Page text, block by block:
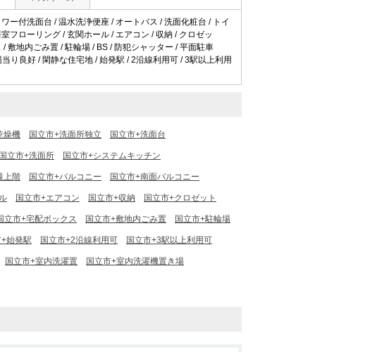
ー付洗面台 / 温水洗浄便座 / オートバス / 洗面化粧台 / トイ
フローリング / 玄関ホール / エアコン / 収納 / クロゼッ
敷地内ごみ置 / 駐輪場 / BS / 防犯シャッター / 平面駐車
り良好 / 閑静な住宅地 / 始発駅 / 2沿線利用可 / 3駅以上利用
燥機 国立市+洗面所独立 国立市+洗面台
国立市+洗面所 国立市+システムキッチン
上階 国立市+バルコニー 国立市+南面バルコニー
国立市+エアコン 国立市+収納 国立市+クロゼット
立市+宅配ボックス 国立市+敷地内ごみ置 国立市+駐輪場
始発駅 国立市+2沿線利用可 国立市+3駅以上利用可
国立市+室内洗濯置 国立市+室内洗濯機置き場